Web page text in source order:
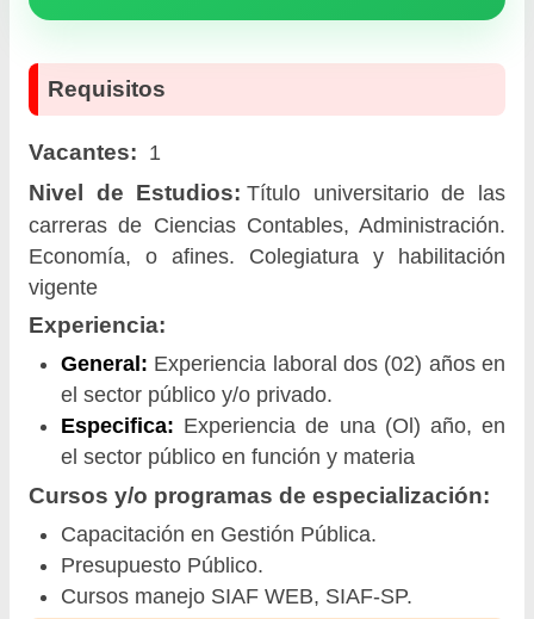
Requisitos
Vacantes: 1
Nivel de Estudios: Título universitario de las
carreras de Ciencias Contables, Administración.
Economía, o afines. Colegiatura y habilitación
vigente
Experiencia:
General: Experiencia laboral dos (02) años en
el sector público y/o privado.
Especifica: Experiencia de una (Ol) año, en
el sector público en función y materia
Cursos y/o programas de especialización:
Capacitación en Gestión Pública.
Presupuesto Público.
Cursos manejo SIAF WEB, SIAF-SP.